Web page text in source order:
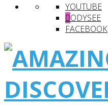
YOUTUBE
ODYSEE
FACEBOOK